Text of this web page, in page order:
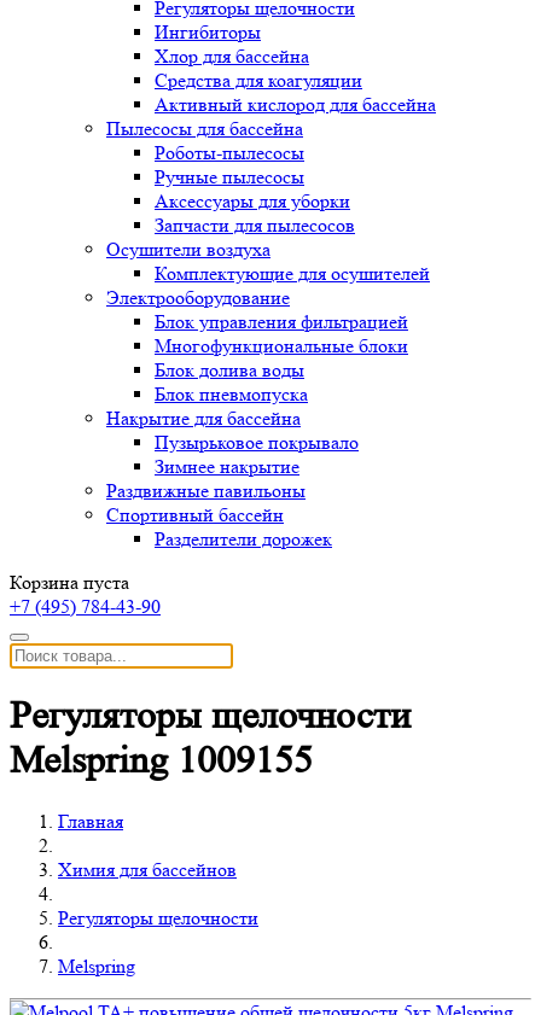
Регуляторы щелочности
Ингибиторы
Хлор для бассейна
Средства для коагуляции
Активный кислород для бассейна
Пылесосы для бассейна
Роботы-пылесосы
Ручные пылесосы
Аксессуары для уборки
Запчасти для пылесосов
Осушители воздуха
Комплектующие для осушителей
Электрооборудование
Блок управления фильтрацией
Многофункциональные блоки
Блок долива воды
Блок пневмопуска
Накрытие для бассейна
Пузырьковое покрывало
Зимнее накрытие
Раздвижные павильоны
Спортивный бассейн
Разделители дорожек
Корзина пуста
+7 (495) 784-43-90
Регуляторы щелочности
Melspring 1009155
Главная
Химия для бассейнов
Регуляторы щелочности
Melspring